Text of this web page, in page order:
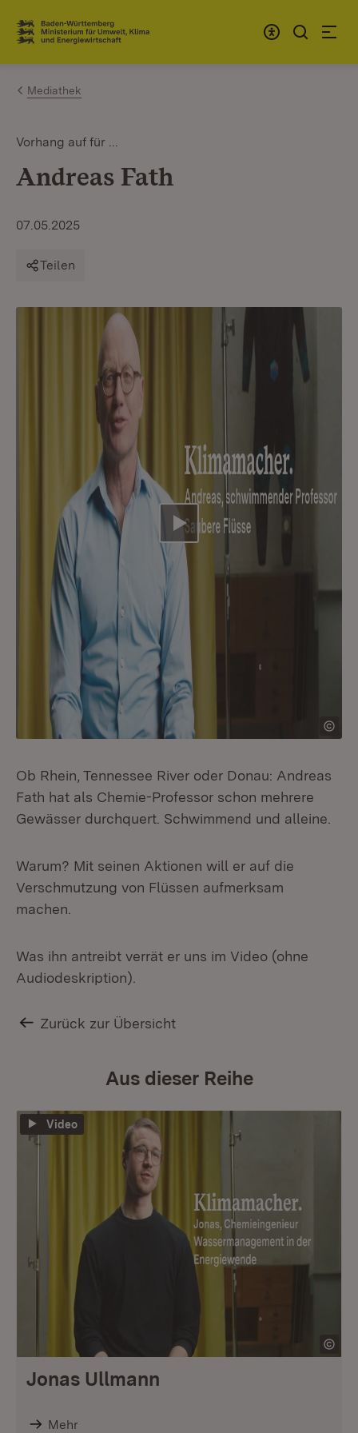
Zum Inhalt springen
Link zur Startseite
Mediathek
Vorhang auf für ...
Andreas Fath
07.05.2025
Teilen
Video abspielen
Ob Rhein, Tennessee River oder Donau: Andreas
Fath hat als Chemie-Professor schon mehrere
Gewässer durchquert. Schwimmend und alleine.
Warum? Mit seinen Aktionen will er auf die
Verschmutzung von Flüssen aufmerksam
machen.
Was ihn antreibt verrät er uns im Video (ohne
Audiodeskription).
Zurück zur Übersicht
Aus dieser Reihe
Video
Jonas Ullmann
Mehr